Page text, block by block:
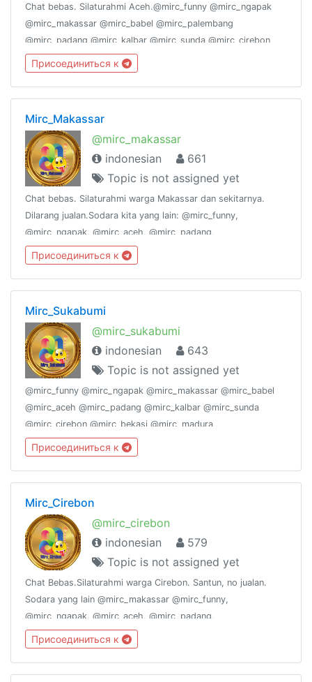
Chat bebas. Silaturahmi Aceh.@mirc_funny @mirc_ngapak
@mirc_makassar @mirc_babel @mirc_palembang
@mirc_padang @mirc_kalbar @mirc_sunda @mirc_cirebon
@mirc_sukabumi @mirc_suramadu @mirc_joglosemar
@mirc_bekasi @mirc_pekanbaru @mirc_jogja @mirc_ambon
Присоединиться к
Mirc_Makassar
@mirc_makassar
indonesian
661
Topic is not assigned yet
Chat bebas. Silaturahmi warga Makassar dan sekitarnya.
Dilarang jualan.Sodara kita yang lain: @mirc_funny,
@mirc_ngapak, @mirc_aceh, @mirc_padang,
@mirc_suramadu, @mirc_sunda, @mirc_joglosemar.
@mirc_kalbar, @mirc_Babel, @mirc_padang, @Mirc_Bekasi
Присоединиться к
Mirc_Sukabumi
@mirc_sukabumi
indonesian
643
Topic is not assigned yet
@mirc_funny @mirc_ngapak @mirc_makassar @mirc_babel
@mirc_aceh @mirc_padang @mirc_kalbar @mirc_sunda
@mirc_cirebon @mirc_bekasi @mirc_madura
@mirc_joglosemar @mirc_surabaya @mirc_pekanbaru
@mirc_jogja @mirc_ambon,
Присоединиться к
Mirc_Cirebon
@mirc_cirebon
indonesian
579
Topic is not assigned yet
Chat Bebas.Silaturahmi warga Cirebon. Santun, no jualan.
Sodara yang lain @mirc_makassar @mirc_funny,
@mirc_ngapak, @mirc_aceh, @mirc_padang,
@mirc_suramadu, @mirc_sunda, @mirc_joglosemar.
@mirc_kalbar, @mirc_Babel, @mirc_padang, @Mirc_Bekasi
Присоединиться к